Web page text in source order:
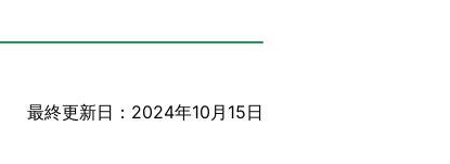
最終更新日：2024年10月15日